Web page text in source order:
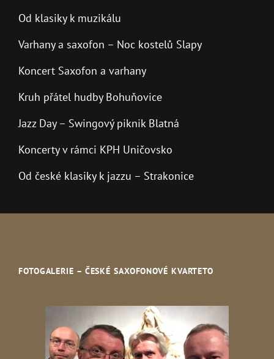
Od klasiky k muzikálu
Varhany a saxofon – Noc kostelů Slapy
Koncert Saxofon a varhany
Kruh přátel hudby Bohuňovice
Jazz Day – Swingový piknik Blatná
Koncerty v rámci KPH Uničovsko
Od české klasiky k jazzu – Strakonice
FOTOGALERIE – ČESKÉ SAXOFONOVÉ KVARTETO